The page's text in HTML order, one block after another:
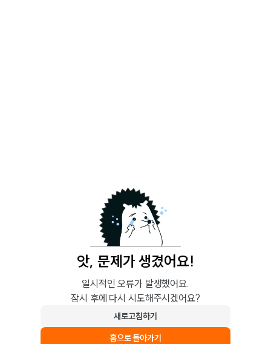
앗, 문제가 생겼어요!
일시적인 오류가 발생했어요.
잠시 후에 다시 시도해주시겠어요?
새로고침하기
홈으로 돌아가기